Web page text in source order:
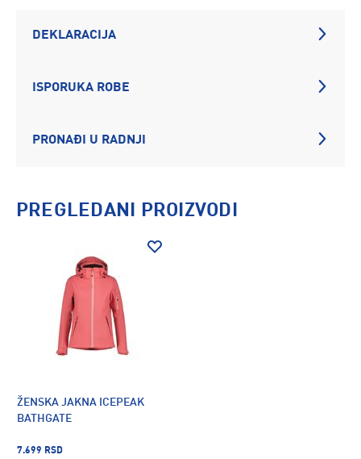
DEKLARACIJA
ISPORUKA ROBE
PRONAĐI U RADNJI
PREGLEDANI PROIZVODI
ŽENSKA JAKNA ICEPEAK
BATHGATE
7.699 RSD